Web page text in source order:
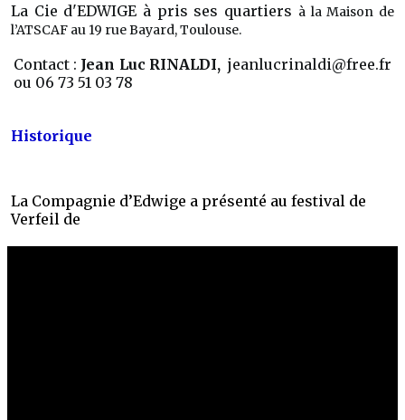
La Cie d'EDWIGE à pris ses quartiers à la Maison de
l’ATSCAF au 19 rue Bayard, Toulouse.
Contact : Jean Luc RINALDI,jeanlucrinaldi@free.fr
ou 06 73 51 03 78
Historique
La Compagnie d’Edwige a présenté au festival de
Verfeil de